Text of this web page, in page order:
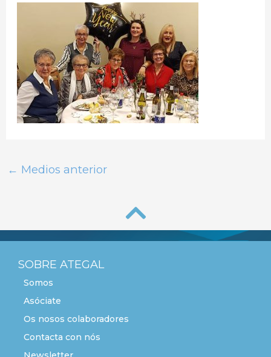
← Medios anterior
SOBRE ATEGAL
Somos
Asóciate
Os nosos colaboradores
Contacta con nós